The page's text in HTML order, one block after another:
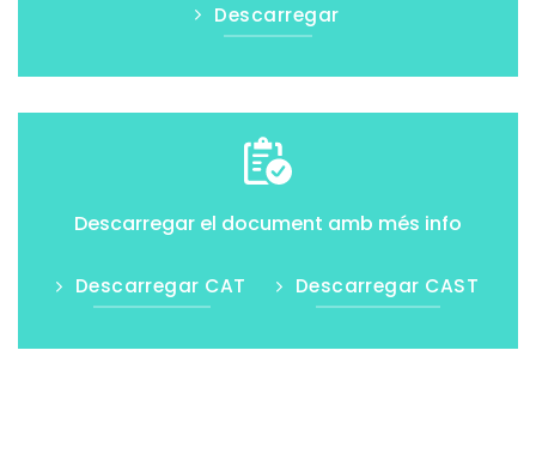
Descarregar
Descarregar el document amb més info
Descarregar CAT Descarregar CAST